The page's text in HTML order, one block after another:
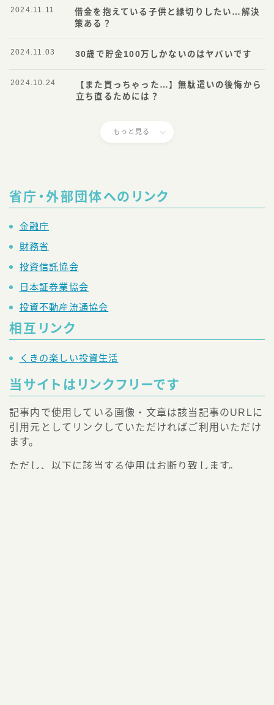
Follow Me
借金を抱えている子供と縁切りしたい…解決
策ある？
2024.11.11
30歳で貯金100万しかないのはヤバいです
2024.11.03
【また買っちゃった…】無駄遣いの後悔から
立ち直るためには？
2024.10.24
もっと見る
省庁・外部団体へのリンク
金融庁
財務省
投資信託協会
日本証券業協会
投資不動産流通協会
相互リンク
くきの楽しい投資生活
当サイトはリンクフリーです
記事内で使用している画像・文章は該当記事のURLに
引用元としてリンクしていただければご利用いただけ
ます。
ただし、以下に該当する使用はお断り致します。